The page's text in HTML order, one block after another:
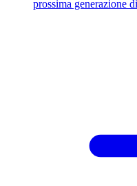
prossima generazione